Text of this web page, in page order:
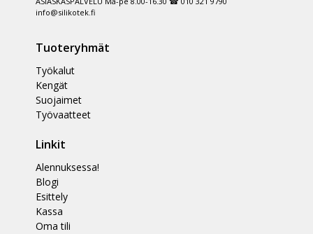
info@silikotek.fi
Tuoteryhmät
Työkalut
Kengät
Suojaimet
Työvaatteet
Linkit
Alennuksessa!
Blogi
Esittely
Kassa
Oma tili